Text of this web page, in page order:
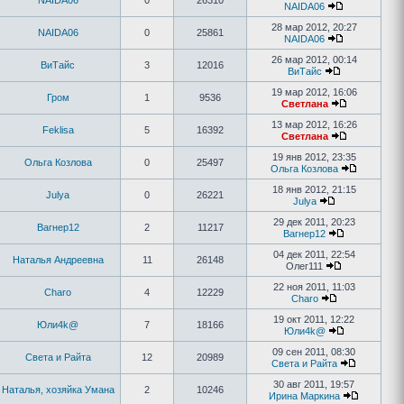
NAIDA06
NAIDA06 0 25861
28 мар 2012, 20:27
NAIDA06
ВиТайс 3 12016
26 мар 2012, 00:14
ВиТайс
Гром 1 9536
19 мар 2012, 16:06
Светлана
Feklisa 5 16392
13 мар 2012, 16:26
Светлана
Ольга Козлова 0 25497
19 янв 2012, 23:35
Ольга Козлова
Julya 0 26221
18 янв 2012, 21:15
Julya
Вагнер12 2 11217
29 дек 2011, 20:23
Вагнер12
Наталья Андреевна 11 26148
04 дек 2011, 22:54
Олег111
Charo 4 12229
22 ноя 2011, 11:03
Charo
Юли4k@ 7 18166
19 окт 2011, 12:22
Юли4k@
Света и Райта 12 20989
09 сен 2011, 08:30
Света и Райта
Наталья, хозяйка Умана 2 10246
30 авг 2011, 19:57
Ирина Маркина